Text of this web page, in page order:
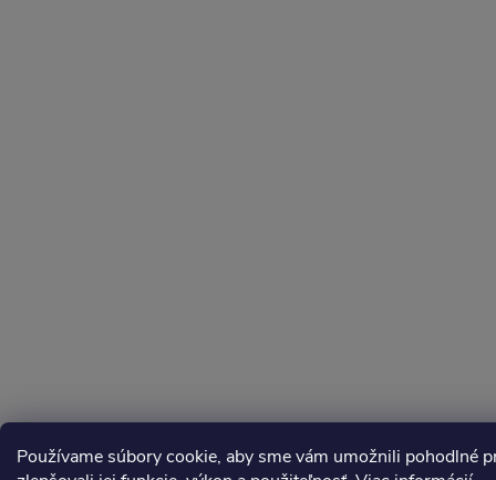
Používame súbory cookie, aby sme vám umožnili pohodlné